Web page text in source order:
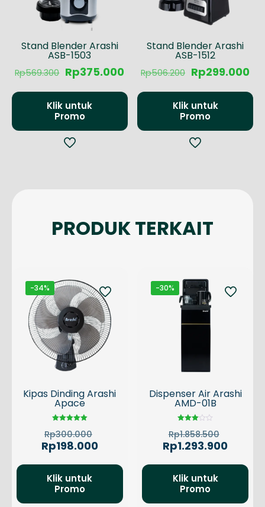
Stand Blender Arashi
ASB-1503
Rp569.300 Harga
aslinya
adalah:
Rp569.300.
Rp375.000 Harga
saat
ini
Rp375.000.
Klik untuk
Promo
Stand Blender Arashi
ASB-1512
Rp506.200 Harga
aslinya
adalah:
Rp506.200.
Rp299.000
ini
Klik untuk
Promo
PRODUK TERKAIT
-34%
Kipas Dinding Arashi
Apace
5.00
dari 5
Rp300.000
aslinya
Rp300.000.
Rp198.000Harga
ini
Klik untuk
Promo
-30%
Dispenser Air Arashi
AMD-01B
3.00
Rp1.858.500
aslinya
Rp1.293.900Harga
ini
Klik untuk
Promo